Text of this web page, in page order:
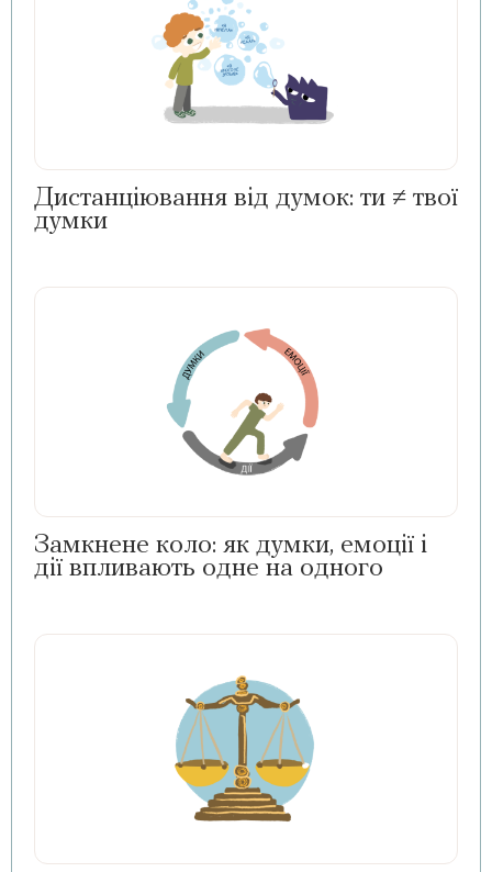
Дистанціювання від думок: ти ≠ твої
думки
Замкнене коло: як думки, емоції і
дії впливають одне на одного